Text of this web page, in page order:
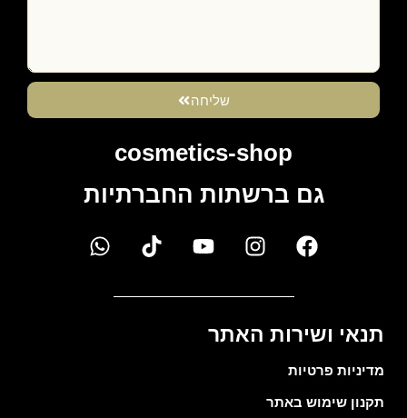
שליחה
cosmetics-shop
גם ברשתות החברתיות
תנאי ושירות האתר
מדיניות פרטיות
תקנון שימוש באתר